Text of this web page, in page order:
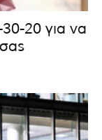
20 για να